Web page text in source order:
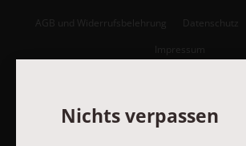
AGB und Widerrufsbelehrung Datenschutz
Impressum
Vertrag widerrufen
Nichts verpassen